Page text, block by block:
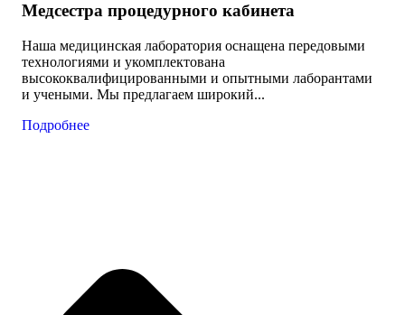
Медсестра процедурного кабинета
Наша медицинская лаборатория оснащена передовыми
технологиями и укомплектована
высококвалифицированными и опытными лаборантами
и учеными. Мы предлагаем широкий...
Подробнее